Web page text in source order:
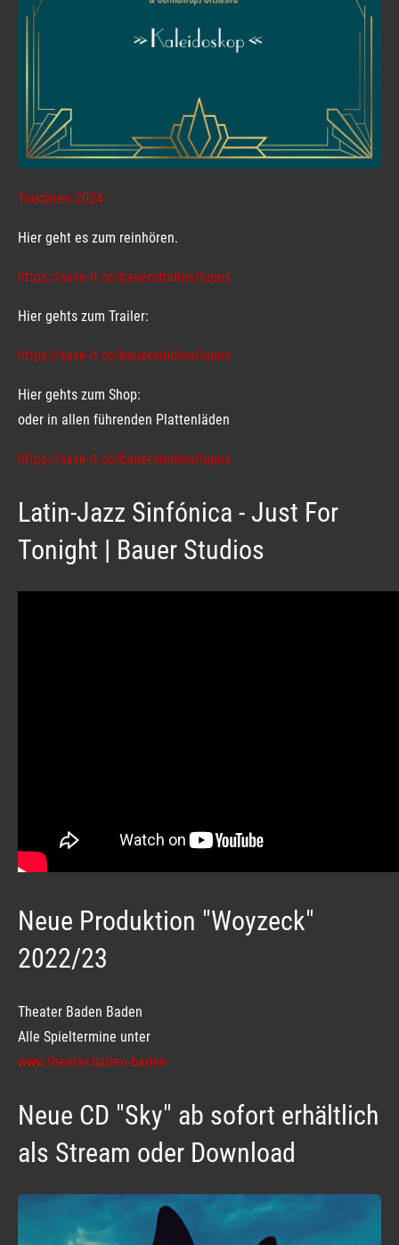
Toudaten 2024
Hier geht es zum reinhören.
https://save-it.cc/bauerstudios/lupus
Hier gehts zum Trailer:
https://save-it.cc/bauerstudios/lupus
Hier gehts zum Shop:
oder in allen führenden Plattenläden
https://save-it.cc/bauerstudios/lupus
Latin-Jazz Sinfónica - Just For
Tonight | Bauer Studios
Neue Produktion "Woyzeck"
2022/23
Theater Baden Baden
Alle Spieltermine unter
www.theater.baden-baden
Neue CD "Sky" ab sofort erhältlich
als Stream oder Download